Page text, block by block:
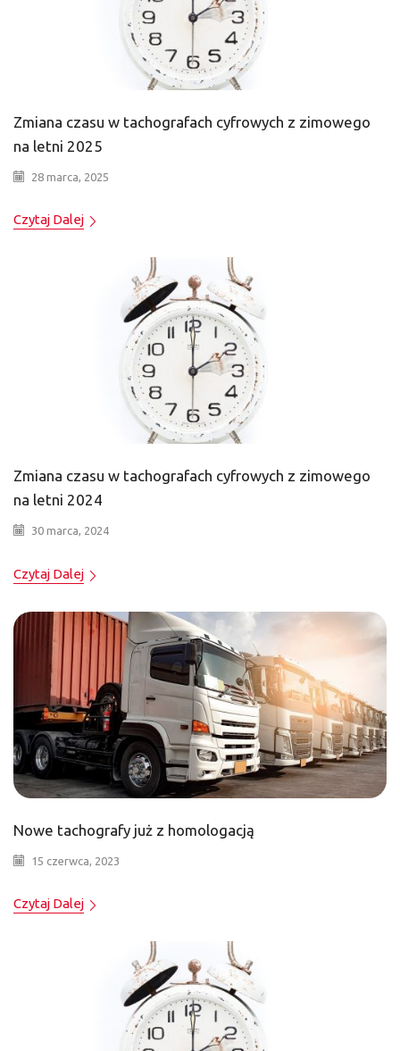
Zmiana czasu w tachografach cyfrowych z zimowego
na letni 2025
28 marca, 2025
Czytaj Dalej
Zmiana czasu w tachografach cyfrowych z zimowego
na letni 2024
30 marca, 2024
Czytaj Dalej
Nowe tachografy już z homologacją
15 czerwca, 2023
Czytaj Dalej